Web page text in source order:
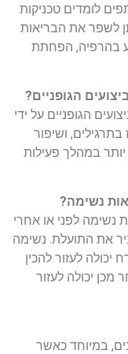
לומדים טכניקות
לשפר את הבריאות
בהרפיה, הפחתת
הגופניים?
הגופניים על ידי
ושיפור
במהלך פעילות
נשימה?
נשימה לפני או אחרי
את התועלת. נשימה
לעזור להכין
יכולה לעזור
במיוחד כאשר